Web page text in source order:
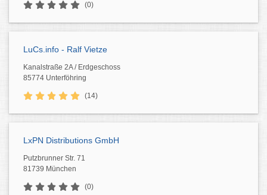
(0)
LuCs.info - Ralf Vietze
Kanalstraße 2A / Erdgeschoss
85774 Unterföhring
(14)
LxPN Distributions GmbH
Putzbrunner Str. 71
81739 München
(0)